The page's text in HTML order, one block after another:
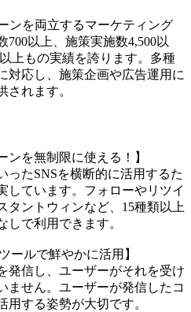
ンを両立するマーケティング
以上、施策実施数4,500以
上もの実績を誇ります。多種
対応し、施策企画や広告運用に
されます。
ンを無制限に使える！】
ったSNSを横断的に活用するた
しています。フォローやリツイ
タントウィンなど、15種類以上
しで利用できます。
ールで鮮やかに活用】
発信し、ユーザーがそれを受け
ません。ユーザーが発信したコ
用する姿勢が大切です。